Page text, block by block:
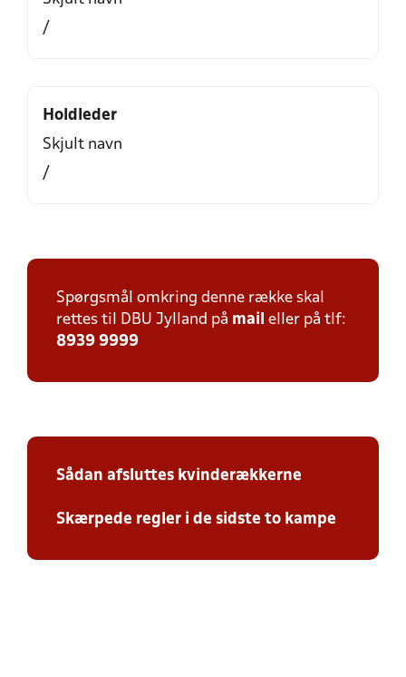
/
Holdleder
Skjult navn
/
Spørgsmål omkring denne række skal
rettes til DBU Jylland på mail eller på tlf:
8939 9999
Sådan afsluttes kvinderækkerne
Skærpede regler i de sidste to kampe